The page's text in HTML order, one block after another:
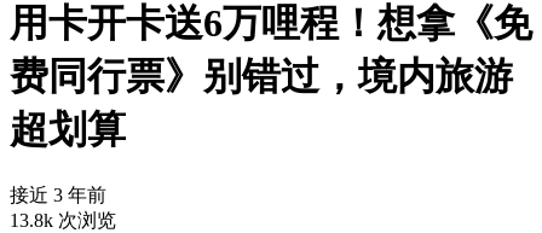
用卡开卡送6万哩程！想拿《免
费同行票》别错过，境内旅游
超划算
接近 3 年前
13.8k 次浏览